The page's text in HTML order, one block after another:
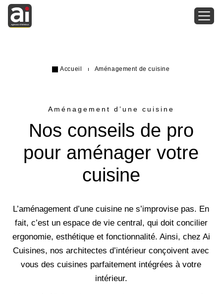
Accueil Aménagement de cuisine
Aménagement d’une cuisine
Nos conseils de pro
pour aménager votre
cuisine
L’aménagement d’une cuisine ne s’improvise pas. En
fait, c’est un espace de vie central, qui doit concilier
ergonomie, esthétique et fonctionnalité. Ainsi, chez Ai
Cuisines, nos architectes d’intérieur conçoivent avec
vous des cuisines parfaitement intégrées à votre
intérieur.